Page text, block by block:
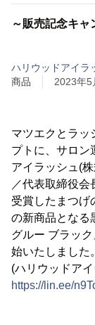
～販売記念キャ
ハリウッドアイラ
商品
2023年5
マツエクとラッ
プトに、サロン
アイラッシュ(
／代表取締役会
受賞したまつげ
の新商品となる
グルー ブラッ
始いたしました。
(ハリウッドア
https://lin.ee/